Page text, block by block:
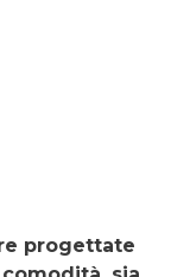
progettate